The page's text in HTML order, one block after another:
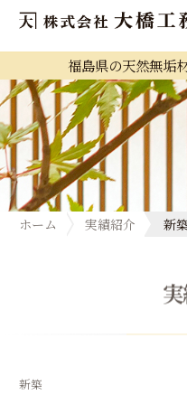
福島県の天然無垢
ホーム 実績紹介 新
新築